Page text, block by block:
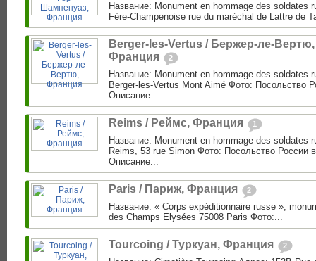
Название: Monument en hommage des soldates
Fère-Champenoise rue du maréchal de Lattre de
Berger-les-Vertus / Бержер-ле-Вертю,
Франция
2
Название: Monument en hommage des soldates
Berger-les-Vertus Mont Aimé Фото: Посольство
Описание...
Reims / Реймс, Франция 1
Название: Monument en hommage des soldates
Reims, 53 rue Simon Фото: Посольство России
Описание...
Paris / Париж, Франция 2
Название: « Corps expéditionnaire russe »,
des Champs Elysées 75008 Paris Фото:...
Tourcoing / Туркуан, Франция 2